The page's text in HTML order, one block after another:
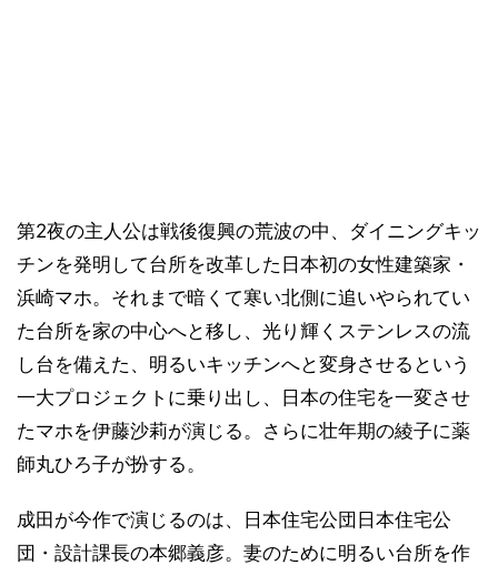
第2夜の主人公は戦後復興の荒波の中、ダイニングキッ
チンを発明して台所を改革した日本初の女性建築家・
浜崎マホ。それまで暗くて寒い北側に追いやられてい
た台所を家の中心へと移し、光り輝くステンレスの流
し台を備えた、明るいキッチンへと変身させるという
一大プロジェクトに乗り出し、日本の住宅を一変させ
たマホを伊藤沙莉が演じる。さらに壮年期の綾子に薬
師丸ひろ子が扮する。
成田が今作で演じるのは、日本住宅公団日本住宅公
団・設計課長の本郷義彦。妻のために明るい台所を作